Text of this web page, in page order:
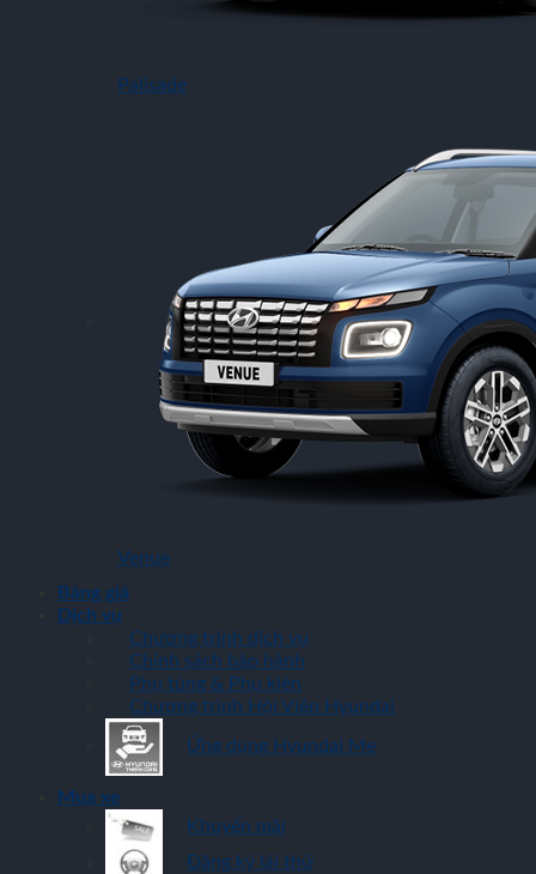
Palisade
Venue
Bảng giá
Dịch vụ
Chương trình dịch vụ
Chính sách bảo hành
Phụ tùng & Phụ kiện
Chương trình Hội Viên Hyundai
Ứng dụng Hyundai Me
Mua xe
Khuyến mãi
Đăng ký lái thử